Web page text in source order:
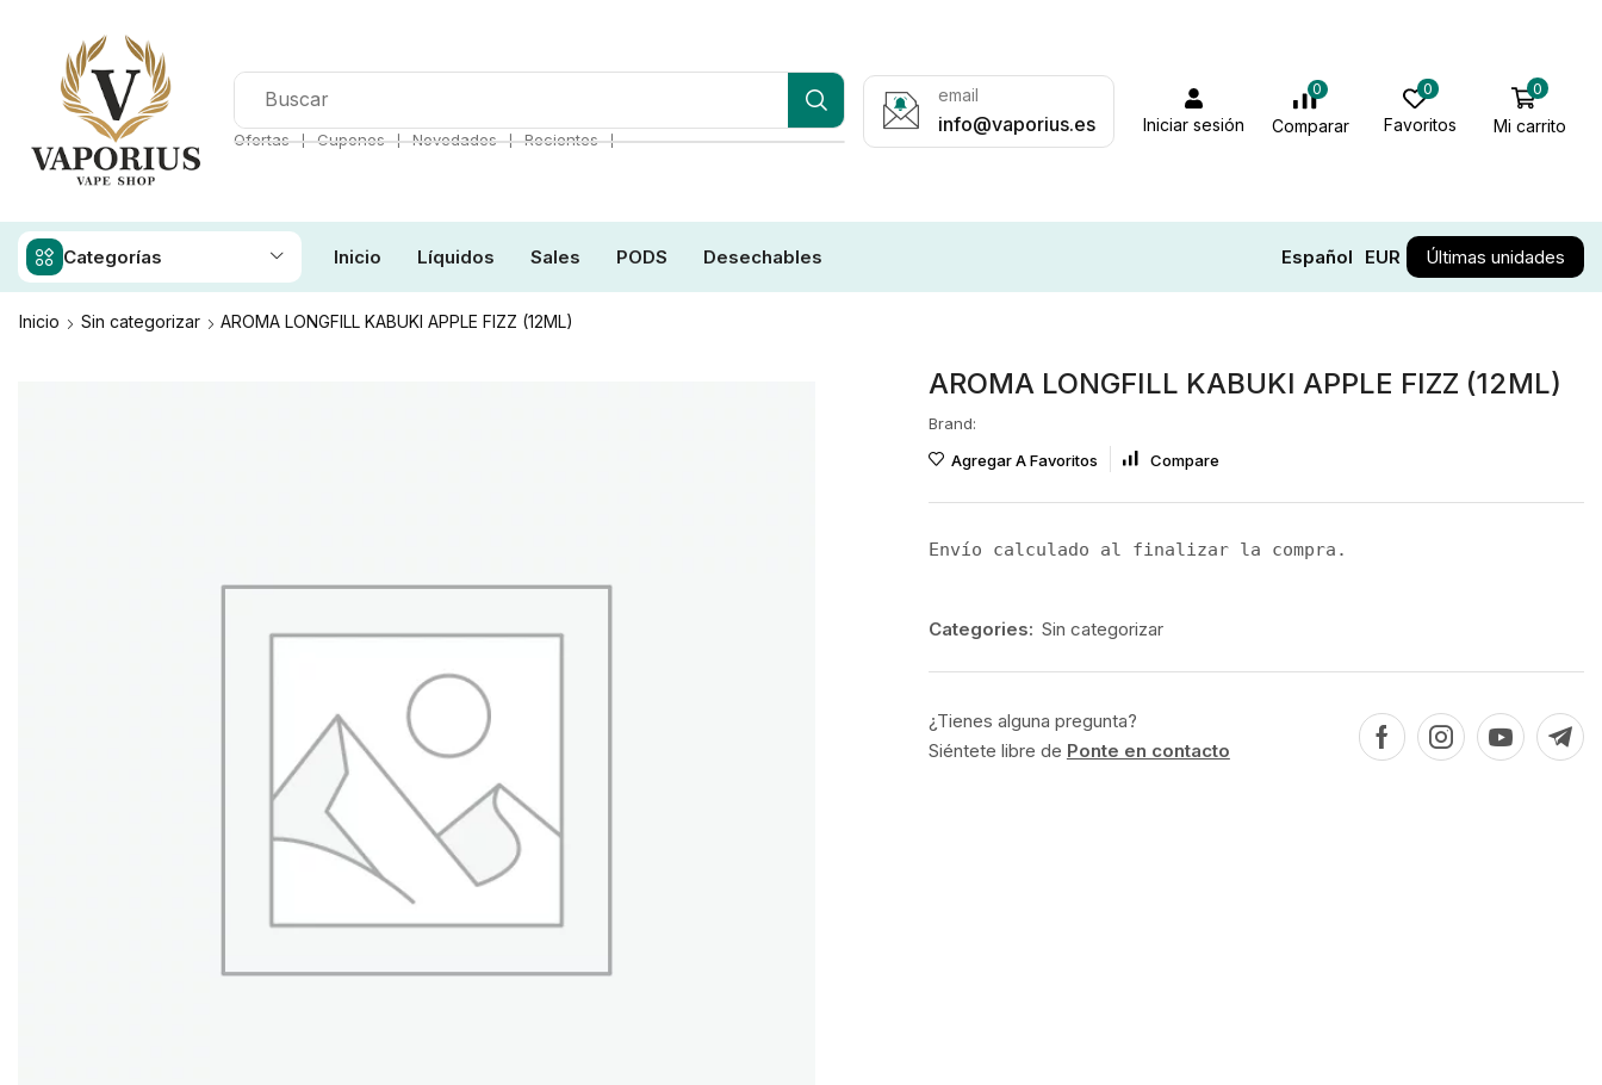
Ofertas ❘ Cupones ❘ Novedades ❘ Recientes ❘
email
info@vaporius.es Iniciar sesión
0
Comparar
0
Favoritos
0
Mi carrito
Categorías Inicio Líquidos Sales PODS Desechables Español EUR Últimas unidades
Inicio Sin categorizar AROMA LONGFILL KABUKI APPLE FIZZ (12ML)
AROMA LONGFILL KABUKI APPLE FIZZ (12ML)
Brand:
Agregar A Favoritos
Compare
Envío calculado al finalizar la compra.
Categories: Sin categorizar
¿Tienes alguna pregunta?
Siéntete libre de Ponte en contacto